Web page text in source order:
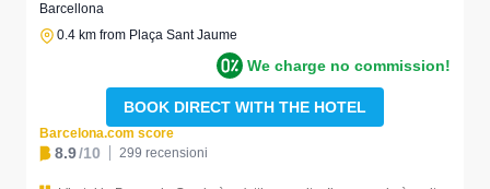
Barcellona
0.4 km from Plaça Sant Jaume
We charge no commission!
BOOK DIRECT WITH THE HOTEL
Barcelona.com score
8.9/10 299 recensioni